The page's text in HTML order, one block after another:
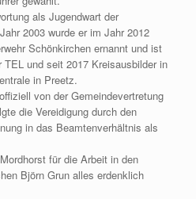
als Jugendwart der
2003 wurde er im Jahr 2012
Schönkirchen ernannt und ist
und seit 2017 Kreisausbilder in
in Preetz.
von der Gemeindevertretung
die Vereidigung durch den
in das Beamtenverhältnis als
für die Arbeit in den
Björn Grun alles erdenklich